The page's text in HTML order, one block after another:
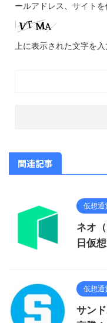
ールアドレス、サイトを
上に表示された文字を入
関連記事
仮想通
ネオ
日仮
仮想通
サン